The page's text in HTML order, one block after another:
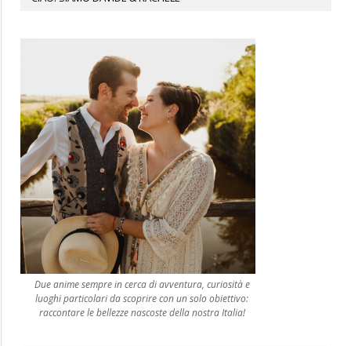
Due anime sempre in cerca di avventura, curiosità e
luoghi particolari da scoprire con un solo obiettivo:
raccontare le bellezze nascoste della nostra Italia!